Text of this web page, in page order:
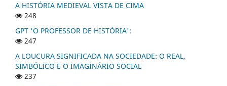
A HISTÓRIA MEDIEVAL VISTA DE CIMA
248
GPT 'O PROFESSOR DE HISTÓRIA':
247
A LOUCURA SIGNIFICADA NA SOCIEDADE: O REAL,
SIMBÓLICO E O IMAGINÁRIO SOCIAL
237